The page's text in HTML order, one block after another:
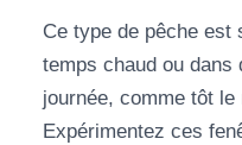
Ce type de pêche est
temps chaud ou
journée, comme tôt
Expérimentez ces